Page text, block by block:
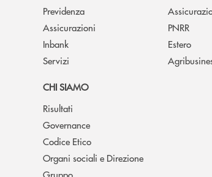
Previdenza
Assicurazioni
Inbank
Servizi
PNRR
Estero
CHI SIAMO
Risultati
Governance
Codice Etico
Organi sociali e Direzione
Gruppo